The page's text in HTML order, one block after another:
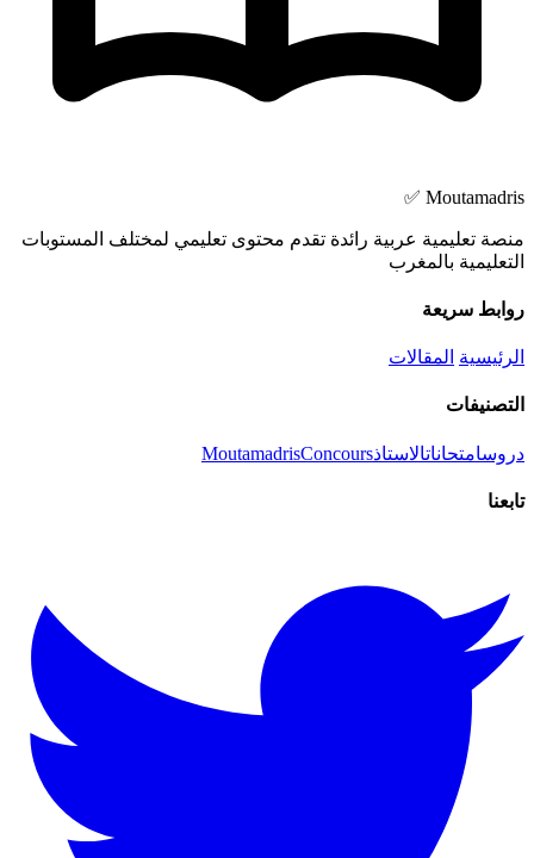
Moutamadris ✅
منصة تعليمية عربية رائدة تقدم محتوى تعليمي لمختلف المستوبات
التعليمية بالمغرب
روابط سريعة
الرئيسية المقالات
التصنيفات
دروسامتحاناتالاستاذ MoutamadrisConcours
تابعنا